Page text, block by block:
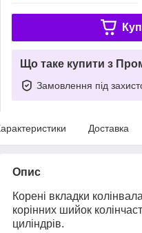
Що таке купити з
Замовлення під
Доставка
Опис
Корені вкладки
корінних шийок
циліндрів.